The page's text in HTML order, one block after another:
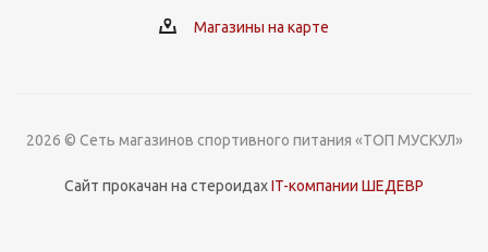
Магазины на карте
2026 © Сеть магазинов спортивного питания «ТОП МУСКУЛ»
Сайт прокачан на стероидахIT-компании ШЕДЕВР